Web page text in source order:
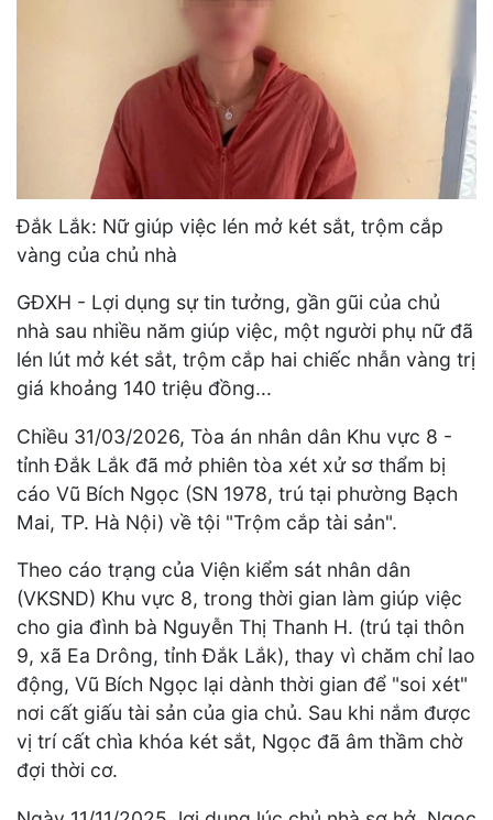
Đắk Lắk: Nữ giúp việc lén mở két sắt, trộm cắp
vàng của chủ nhà
GĐXH - Lợi dụng sự tin tưởng, gần gũi của chủ
nhà sau nhiều năm giúp việc, một người phụ nữ đã
lén lút mở két sắt, trộm cắp hai chiếc nhẫn vàng trị
giá khoảng 140 triệu đồng...
Chiều 31/03/2026, Tòa án nhân dân Khu vực 8 -
tỉnh Đắk Lắk đã mở phiên tòa xét xử sơ thẩm bị
cáo Vũ Bích Ngọc (SN 1978, trú tại phường Bạch
Mai, TP. Hà Nội) về tội "Trộm cắp tài sản".
Theo cáo trạng của Viện kiểm sát nhân dân
(VKSND) Khu vực 8, trong thời gian làm giúp việc
cho gia đình bà Nguyễn Thị Thanh H. (trú tại thôn
9, xã Ea Drông, tỉnh Đắk Lắk), thay vì chăm chỉ lao
động, Vũ Bích Ngọc lại dành thời gian để "soi xét"
nơi cất giấu tài sản của gia chủ. Sau khi nắm được
vị trí cất chìa khóa két sắt, Ngọc đã âm thầm chờ
đợi thời cơ.